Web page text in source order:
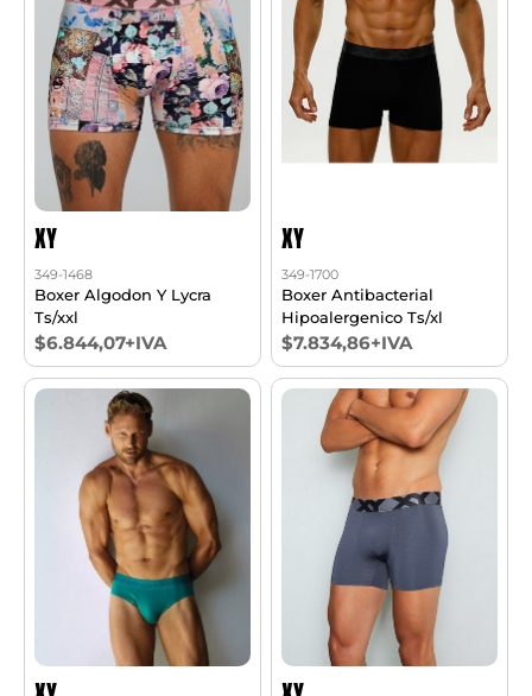
XY
349-1468
Boxer Algodon Y Lycra
Ts/xxl
$6.844,07+IVA
XY
349-1700
Boxer Antibacterial
Hipoalergenico Ts/xl
$7.834,86+IVA